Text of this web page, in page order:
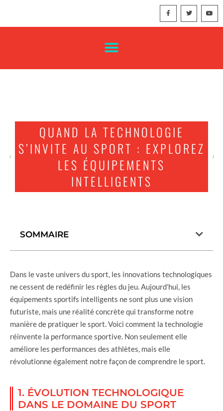
QUAND LA TECHNOLOGIE
S’INVITE AU SPORT : EXPLOREZ
LES ÉQUIPEMENTS
INTELLIGENTS
SOMMAIRE
Dans le vaste univers du sport, les innovations technologiques
ne cessent de redéfinir les règles du jeu. Aujourd’hui, les
équipements sportifs intelligents ne sont plus une vision
futuriste, mais une réalité concrète qui transforme notre
manière de pratiquer le sport. Voici comment la technologie
réinvente la performance sportive. Non seulement elle
améliore les performances des athlètes, mais elle
révolutionne également notre façon de comprendre le sport.
1. ÉVOLUTION TECHNOLOGIQUE
DANS LE DOMAINE DU SPORT